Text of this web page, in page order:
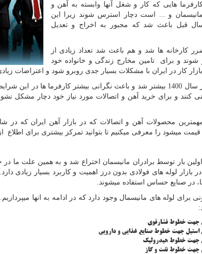
هایی که کار و شغل آنها وابسته به آهن و
مانیسمان و ... است دچار استرس شوند زیرا این
قبل باعث شد که مجبور به اخراج و تعدیل
کارخانه ها شد و هم باعث شد تعداد زیادی از
شوند و برای تامین مخارج زندگی و خانواده خود
کار در ایران با مشکلات بسیار جدی روبرو شود و اعتراضات
این افزایش قیمت در سال 1400 بیشتر شد و باعث نگرانی بیشتر کارفرما
کنند و برای خرید آهن و اتصالات مورد نیاز خود دچار مشکل
محصولات آهن و اتصالات که در بازار آهن ایران که در
میشود را معرفی میکنیم تا بتوانید تمرکز بیشتری برای اطلاع
بار توسط برادران مانیسمان اختراع شد و به همین علت ما
بازار لوله‌ های فولادی بدون درز اهمیت و کاربرد بسیار زیادی
در صنایع حساس استفاده میشوند.
برای لوله های مانیسمال وجود دارد که در ادامه به انها
جهت خطوط فشارقوی
استیل جهت خطوط صنایع غذایی و دارویی
جهت خطوط هیدرولیک
جهت خطوط نفت و گاز